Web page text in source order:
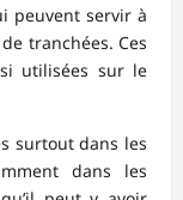
peuvent servir à
tranchées. Ces
utilisées sur le
surtout dans les
dans les